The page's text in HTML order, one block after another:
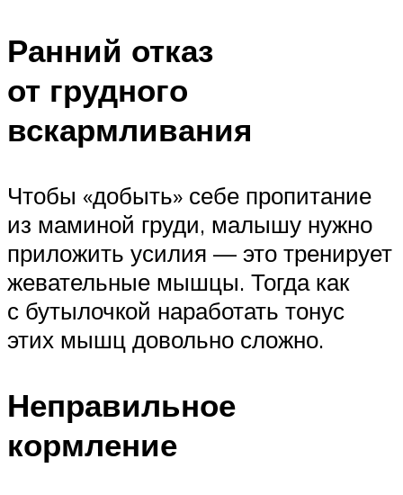
Ранний отказ
от грудного
вскармливания
Чтобы «добыть» себе пропитание
из маминой груди, малышу нужно
приложить усилия — это тренирует
жевательные мышцы. Тогда как
с бутылочкой наработать тонус
этих мышц довольно сложно.
Неправильное
кормление